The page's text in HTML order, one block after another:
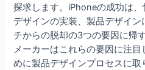
探求します。iPhoneの成功は
デザインの実装、製品デザイ
チからの脱却の3つの要因に帰
メーカーはこれらの要因に注
めに製品デザインプロセスに取